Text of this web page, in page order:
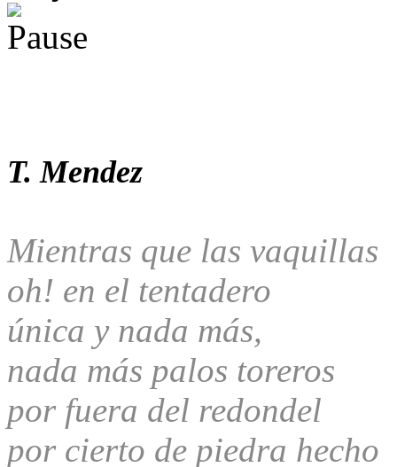
T. Mendez
Mientras que las vaquillas
oh! en el tentadero
única y nada más,
nada más palos toreros
por fuera del redondel
por cierto de piedra hecho